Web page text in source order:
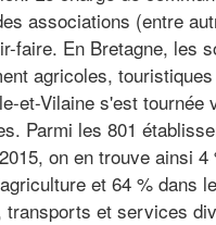
associations (entre
faire. En Bretagne, les
agricoles,
et-Vilaine s'est tournée
Parmi les 801
on en trouve ainsi 4
et 64 % dans
transports et services